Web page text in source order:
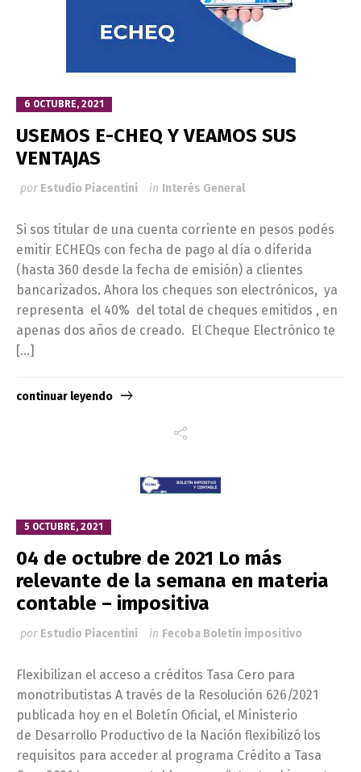
6 OCTUBRE, 2021
USEMOS E-CHEQ Y VEAMOS SUS
VENTAJAS
por Estudio Piacentini in Interés General
Si sos titular de una cuenta corriente en pesos podés
emitir ECHEQs con fecha de pago al día o diferida
(hasta 360 desde la fecha de emisión) a clientes
bancarizados. Ahora los cheques son electrónicos, ya
representa el 40% del total de cheques emitidos , en
apenas dos años de creado. El Cheque Electrónico te
[…]
continuar leyendo
5 OCTUBRE, 2021
04 de octubre de 2021 Lo más
relevante de la semana en materia
contable – impositiva
por Estudio Piacentini in Fecoba Boletín impositivo
Flexibilizan el acceso a créditos Tasa Cero para
monotributistas A través de la Resolución 626/2021
publicada hoy en el Boletín Oficial, el Ministerio
de Desarrollo Productivo de la Nación flexibilizó los
requisitos para acceder al programa Crédito a Tasa